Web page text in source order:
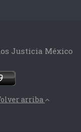
Justicia México
arriba